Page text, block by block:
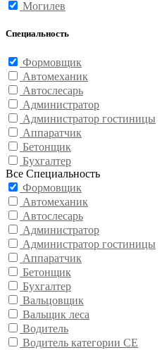
Могилев
Специальность
Формовщик
Автомеханик
Автослесарь
Администратор
Администратор гостиницы
Аппаратчик
Бетонщик
Бухгалтер
Все Специальность
Формовщик
Автомеханик
Автослесарь
Администратор
Администратор гостиницы
Аппаратчик
Бетонщик
Бухгалтер
Вальцовщик
Вальщик леса
Водитель
Водитель категории CE